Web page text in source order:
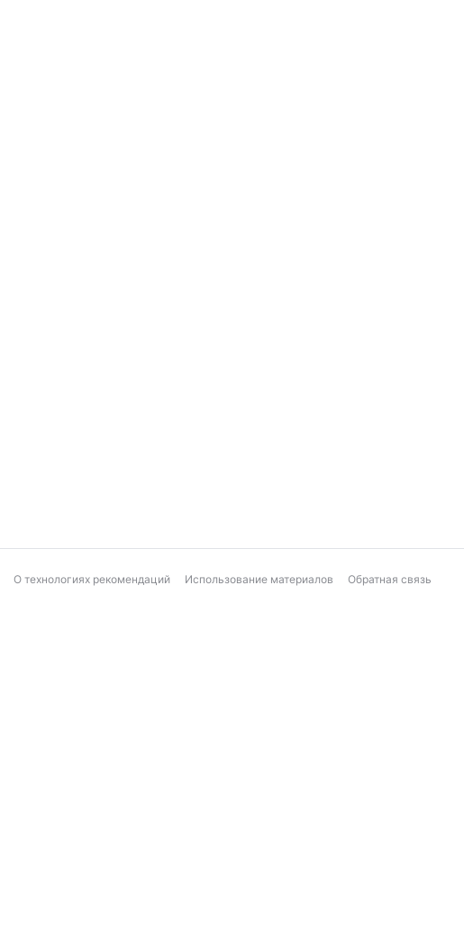
О технологиях рекомендаций Использование материалов Обратная связь